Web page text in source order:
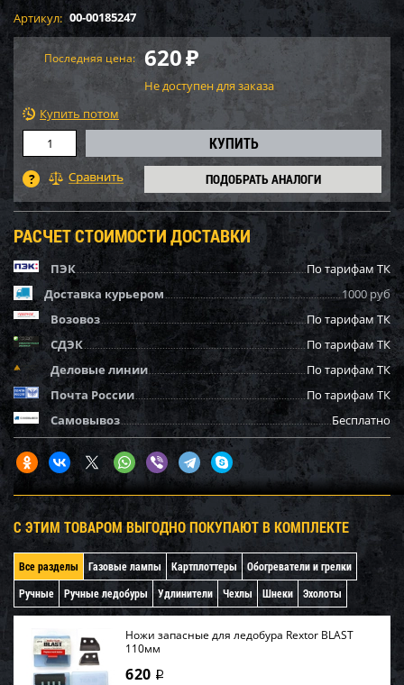
Артикул: 00-00185247
Последняя цена: 620₽
Не доступен для заказа
Купить потом
ПОДОБРАТЬ АНАЛОГИ
РАСЧЕТ СТОИМОСТИ ДОСТАВКИ
ПЭК
По тарифам ТК
Доставка курьером
1000 руб
Возовоз
По тарифам ТК
СДЭК
По тарифам ТК
Деловые линии
По тарифам ТК
Почта России
По тарифам ТК
Самовывоз
Бесплатно
С ЭТИМ ТОВАРОМ ВЫГОДНО ПОКУПАЮТ В КОМПЛЕКТЕ
Все разделы Газовые лампы Картплоттеры
Обогреватели и грелки
Ручные
Ручные ледобуры Удлинители Чехлы Шнеки Эхолоты
Ножи запасные для ледобура Rextor BLAST
110мм
620 i